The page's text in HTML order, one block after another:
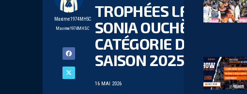
Maxime1974MHSC
Maxime1974MHSC
TROPHÉES LFFP :
SONIA OUCHÈNE
CATÉGORIE DU PLUS
SAISON 2025/2026
16 MAI 2026